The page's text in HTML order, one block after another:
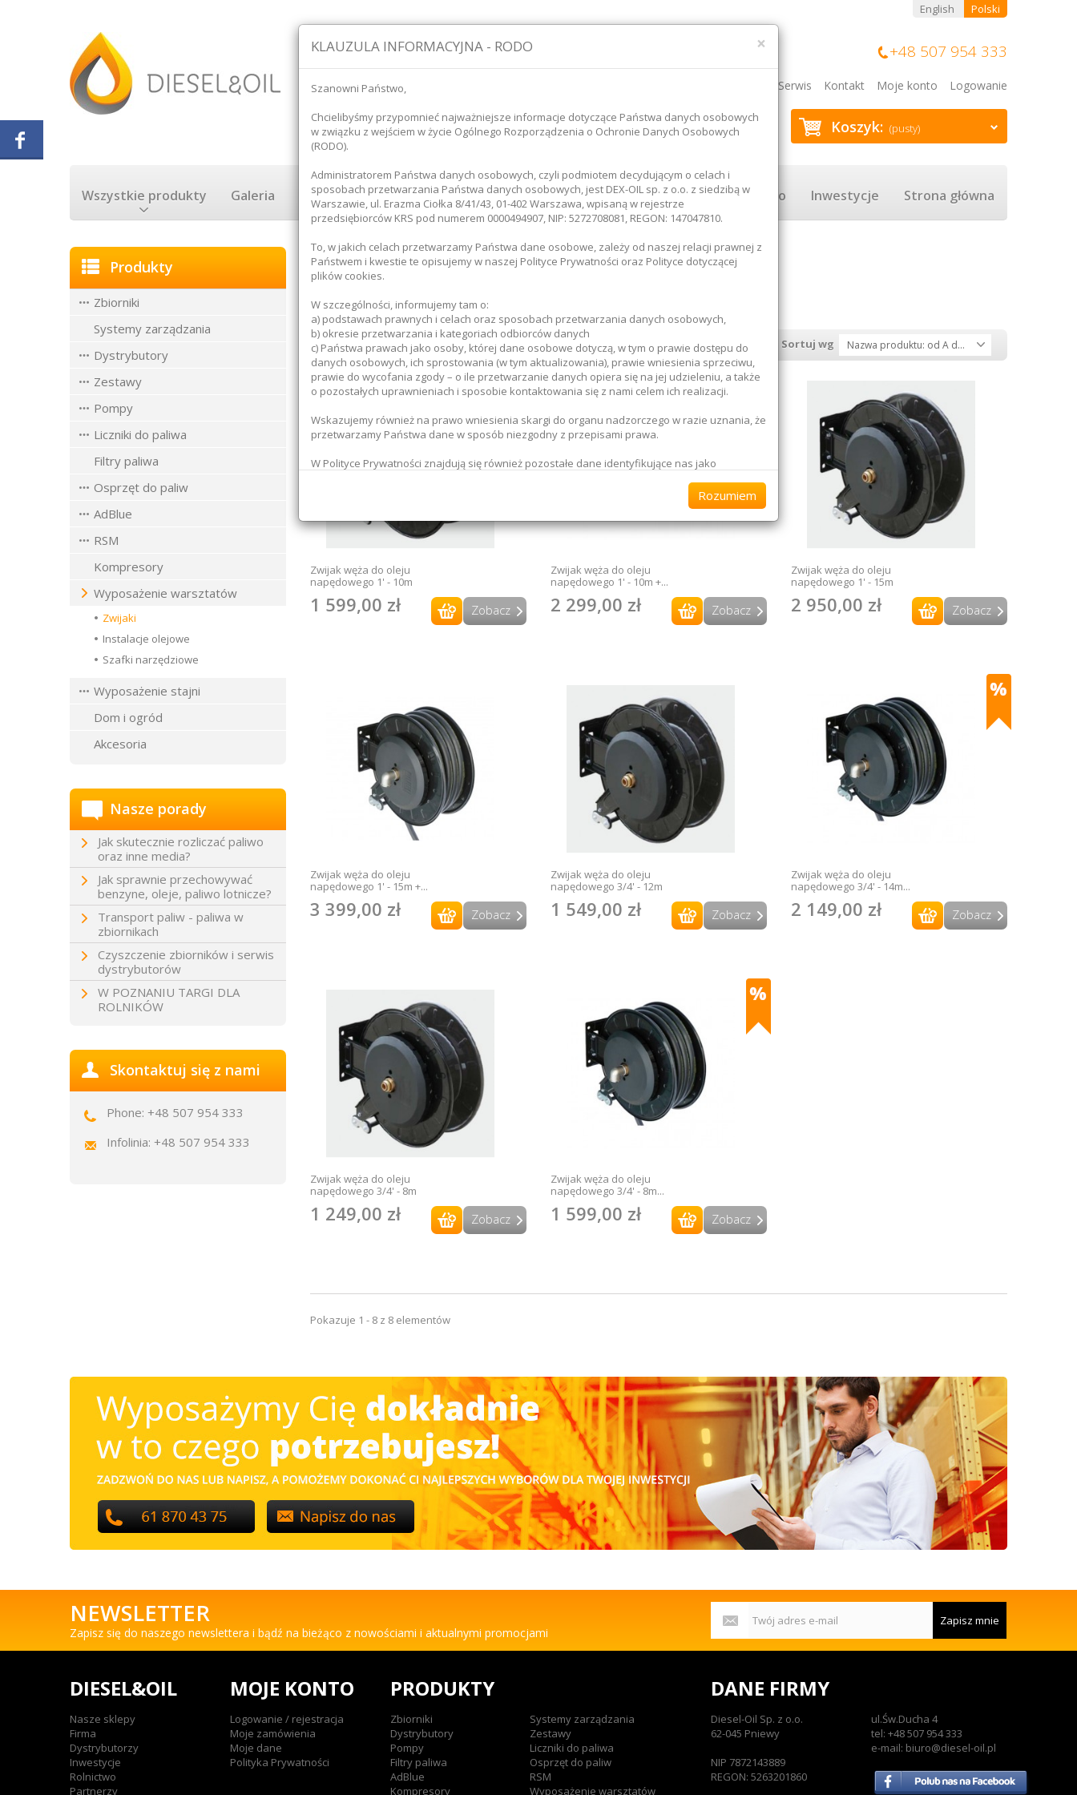
+48 507 954 333
Serwis Kontakt Moje konto Logowanie
Koszyk: (pusty)
Wszystkie produkty Galeria Rozliczanie paliwa Magazynowanie paliwa Transport paliw Rolnictwo Inwestycje Strona główna
English Polski
Produkty
Zbiorniki
Systemy zarządzania
Dystrybutory
Zestawy
Pompy
Liczniki do paliwa
Filtry paliwa
Osprzęt do paliw
AdBlue
RSM
Kompresory
Wyposażenie warsztatów
Zwijaki
Instalacje olejowe
Szafki narzędziowe
Wyposażenie stajni
Dom i ogród
Akcesoria
Nasze porady
Jak skutecznie rozliczać paliwo
oraz inne media?
Jak sprawnie przechowywać
benzyne, oleje, paliwo lotnicze?
Transport paliw - paliwa w
zbiornikach
Czyszczenie zbiorników i serwis
dystrybutorów
W POZNANIU TARGI DLA
ROLNIKÓW
Skontaktuj się z nami
Phone: +48 507 954 333
Infolinia: +48 507 954 333
Strona główna Wyposażenie warsztatów Zwijaki
ZWIJAKI
Sortuj wg Nazwa produktu: od A do Z
Zwijak węża do oleju
napędowego 1' - 10m
1 599,00 zł Zobacz
Zwijak węża do oleju
napędowego 1' - 10m +...
2 299,00 zł Zobacz
Zwijak węża do oleju
napędowego 1' - 15m
2 950,00 zł Zobacz
Zwijak węża do oleju
napędowego 1' - 15m +...
3 399,00 zł Zobacz
Zwijak węża do oleju
napędowego 3/4' - 12m
1 549,00 zł Zobacz
Zwijak węża do oleju
napędowego 3/4' - 14m...
2 149,00 zł Zobacz
Zwijak węża do oleju
napędowego 3/4' - 8m
1 249,00 zł Zobacz
Zwijak węża do oleju
napędowego 3/4' - 8m...
1 599,00 zł Zobacz
Pokazuje 1 - 8 z 8 elementów
NEWSLETTER
Zapisz się do naszego newslettera i bądź na bieżąco z nowościami i aktualnymi promocjami
Zapisz mnie
DIESEL&OIL
Nasze sklepy
Firma
Dystrybutorzy
Inwestycje
Rolnictwo
Partnerzy
MOJE KONTO
Logowanie / rejestracja
Moje zamówienia
Moje dane
Polityka Prywatności
PRODUKTY
Zbiorniki
Systemy zarządzania
Dystrybutory
Zestawy
Pompy
Liczniki do paliwa
Filtry paliwa
Osprzęt do paliw
AdBlue
RSM
Kompresory
Wyposażenie warsztatów
DANE FIRMY
Diesel-Oil Sp. z o.o.
ul.Św.Ducha 4
62-045 Pniewy
NIP 7872143889
REGON: 5263201860
tel: +48 507 954 333
e-mail: biuro@diesel-oil.pl
×
KLAUZULA INFORMACYJNA - RODO
Szanowni Państwo,
Chcielibyśmy przypomnieć najważniejsze informacje dotyczące Państwa danych osobowych
w związku z wejściem w życie Ogólnego Rozporządzenia o Ochronie Danych Osobowych
(RODO).
Administratorem Państwa danych osobowych, czyli podmiotem decydującym o celach i
sposobach przetwarzania Państwa danych osobowych, jest DEX-OIL sp. z o.o. z siedzibą w
Warszawie, ul. Erazma Ciołka 8/41/43, 01-402 Warszawa, wpisaną w rejestrze
przedsiębiorców KRS pod numerem 0000494907, NIP: 5272708081, REGON: 147047810.
To, w jakich celach przetwarzamy Państwa dane osobowe, zależy od naszej relacji prawnej z
Państwem i kwestie te opisujemy w naszej Polityce Prywatności oraz Polityce dotyczącej
plików cookies.
W szczególności, informujemy tam o:
a) podstawach prawnych i celach oraz sposobach przetwarzania danych osobowych,
b) okresie przetwarzania i kategoriach odbiorców danych
c) Państwa prawach jako osoby, której dane osobowe dotyczą, w tym o prawie dostępu do
danych osobowych, ich sprostowania (w tym aktualizowania), prawie wniesienia sprzeciwu,
prawie do wycofania zgody – o ile przetwarzanie danych opiera się na jej udzieleniu, a także
o pozostałych uprawnieniach i sposobie kontaktowania się z nami celem ich realizacji.
Wskazujemy również na prawo wniesienia skargi do organu nadzorczego w razie uznania, że
przetwarzamy Państwa dane w sposób niezgodny z przepisami prawa.
W Polityce Prywatności znajdują się również pozostałe dane identyfikujące nas jako
jakichkolwiek próśb lub pytań dotyczących Państwa danych osobowych, jesteśmy dostępni
_______________________
a) nie wykorzystujemy danych osobowych w celach innych niż przewidziane przepisami
prawa,
b) przetwarzamy Państwa dane tylko w zakresie w jakim jest to niezbędne i dbamy o ich
bezpieczeństwo.
Rozumiem